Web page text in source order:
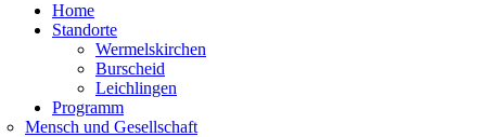
Home
Standorte
Wermelskirchen
Burscheid
Leichlingen
Programm
Mensch und Gesellschaft